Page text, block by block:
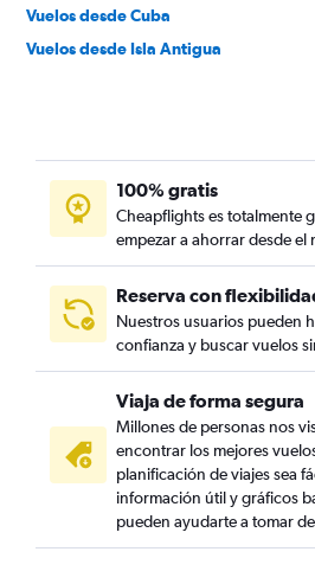
Vuelos desde Cuba
Vuelos desde Isla Antigua
100% gratis
Cheapflights es totalmente
empezar a ahorrar desde el
Reserva con
Nuestros usuarios pueden
confianza y buscar vuelos
Viaja de forma segura
Millones de personas nos
encontrar los mejores
planificación de viajes sea
información útil y gráficos
pueden ayudarte a tomar